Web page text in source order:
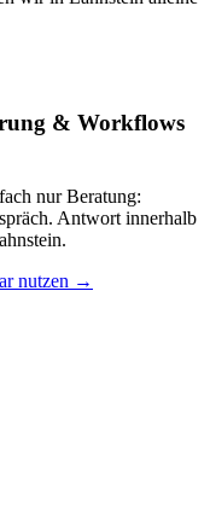
& Workflows
nur Beratung:
Antwort innerhalb
nutzen →